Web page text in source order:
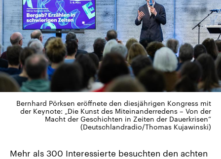
Bernhard Pörksen eröffnete den diesjährigen Kongress mit
der Keynote: „Die Kunst des Miteinanderredens – Von der
Macht der Geschichten in Zeiten der Dauerkrisen“
(Deutschlandradio/Thomas Kujawinski)
Mehr als 300 Interessierte besuchten den achten